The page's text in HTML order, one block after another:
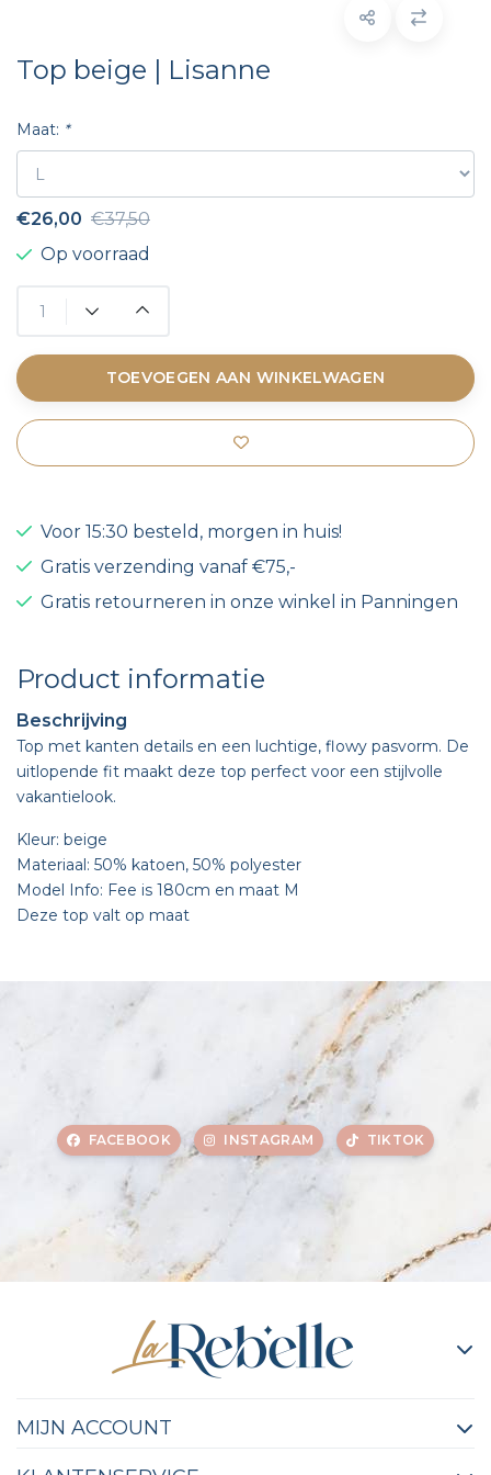
Top beige | Lisanne
Maat: *
€26,00 €37,50
Op voorraad
TOEVOEGEN AAN WINKELWAGEN
Voor 15:30 besteld, morgen in huis!
Gratis verzending vanaf €75,-
Gratis retourneren in onze winkel in Panningen
Product informatie
Beschrijving
Top met kanten details en een luchtige, flowy pasvorm. De
uitlopende fit maakt deze top perfect voor een stijlvolle
vakantielook.
Kleur: beige
Materiaal: 50% katoen, 50% polyester
Model Info: Fee is 180cm en maat M
Deze top valt op maat
FACEBOOK INSTAGRAM TIKTOK
MIJN ACCOUNT